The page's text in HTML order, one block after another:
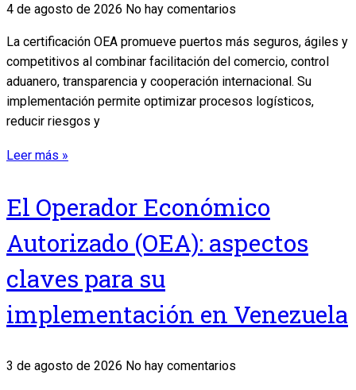
4 de agosto de 2026 No hay comentarios
La certificación OEA promueve puertos más seguros, ágiles y
competitivos al combinar facilitación del comercio, control
aduanero, transparencia y cooperación internacional. Su
implementación permite optimizar procesos logísticos,
reducir riesgos y
Leer más »
El Operador Económico
Autorizado (OEA): aspectos
claves para su
implementación en Venezuela
3 de agosto de 2026 No hay comentarios